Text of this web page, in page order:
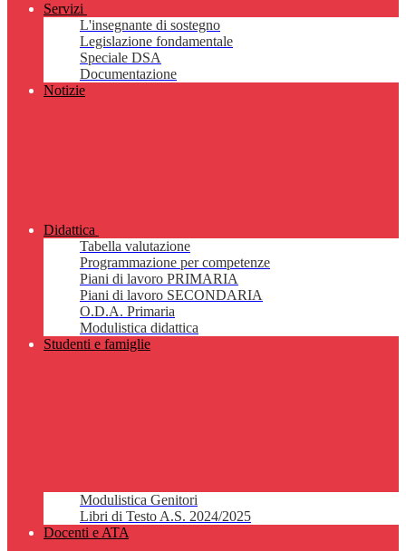
Servizi
L'insegnante di sostegno
Legislazione fondamentale
Speciale DSA
Documentazione
Notizie
Didattica
Tabella valutazione
Programmazione per competenze
Piani di lavoro PRIMARIA
Piani di lavoro SECONDARIA
O.D.A. Primaria
Modulistica didattica
Studenti e famiglie
Modulistica Genitori
Libri di Testo A.S. 2024/2025
Docenti e ATA